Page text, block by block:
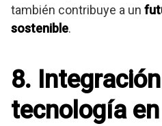
también contribuye a un
sostenible.
8.
tecnología